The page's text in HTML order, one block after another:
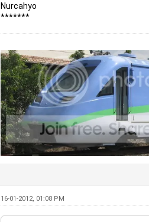
Nurcahyo
*******
16-01-2012, 01:08 PM